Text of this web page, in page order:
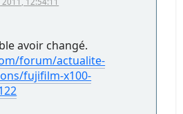
avoir changé.
forum/actualite-
fujifilm-x100-